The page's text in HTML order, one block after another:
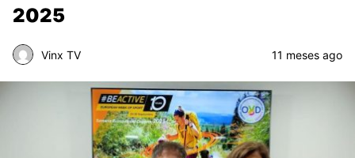
2025
Vinx TV 11 meses ago